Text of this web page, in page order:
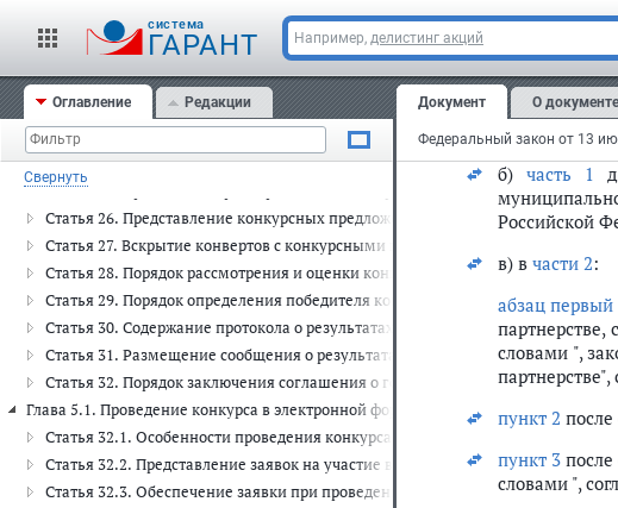
cистема
ГАРАНТ Например, делистинг акций
Оглавление Редакции
Свернуть
Статья 19. Конкурс на право заключения соглашения о государственно-
Статья 20. Совместный конкурс на право заключения соглашения о
Статья 21. Конкурсная документация
Статья 22. Конкурсная комиссия
Статья 23. Представление заявок на участие в конкурсе
Статья 24. Вскрытие конвертов с заявками на участие в конкурсе
Статья 25. Проведение предварительного отбора участников конкурса
Статья 26. Представление конкурсных предложений
Статья 27. Вскрытие конвертов с конкурсными предложениями
Статья 28. Порядок рассмотрения и оценки конкурсных предложений
Статья 29. Порядок определения победителя конкурса
Статья 30. Содержание протокола о результатах проведения конкурса и срок
Статья 31. Размещение сообщения о результатах проведения конкурса,
Статья 32. Порядок заключения соглашения о государственно-частном
Глава 5.1. Проведение конкурса в электронной форме (ст. 32.1 - 32.9)
Статья 32.1. Особенности проведения конкурса в электронной форме
Статья 32.2. Представление заявок на участие в конкурсе в электронной
Статья 32.3. Обеспечение заявки при проведении конкурса в электронной
Документ О документе
2) встатье 38:
а)
б)часть 1
Российской
в) в части 2:
абзац первый
партнерстве,
словами ",
пункт 2
пункт 3
словами ",